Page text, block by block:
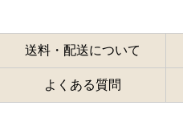
送料・配送について
よくある質問